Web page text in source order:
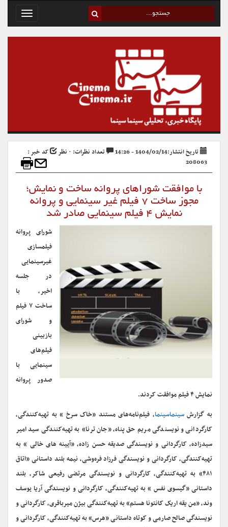
Toggle
تاریخ انتشار:1404/02/14 - 14:26 تعداد نظرات: ۰ نظر
کد خبر :
208063
با موافقت شوراهای پروانه ساخت و نمایش؛
مجوز ساخت ۷ فیلم غیر سینمایی و پروانه
نمایش ۴ فیلم سینمایی صادر شد
شورای پروانه
فیلمسازی
غیرسینمایی
در جلسه
اخیر، با
ساخت ۷ فیلم‌
و شورای
بازبینی
فیلم‌های
سینمایی با
صدور پروانه
نمایش ۴ فیلم موافقت کردند.
به گزارشسینماسینما، فیلم‌نامه‌های مستند «خاک سرخ » به تهیه‌کنندگی،
کارگردانی و نویسندگی مریم حق پناه، «جان ترنا» به تهیه‌کنندگی سید امیر
سیدزاده، کارگردانی و نویسندگی صدیقه حسن زاده، «آیینه های خالی » به
تهیه‌کنندگی، کارگردانی و نویسندگی فرزاد فره‌وشی، نیمه بلند داستانی «اتاق
۴۸۱» به تهیه‌کنندگی، کارگردانی و نویسندگی مرتضی رفیعی شاکر، بلند
داستانی «گیسوی نفس » به تهیه‌کنندگی، کارگردانی و نویسندگی آریا یوسف
وند، «من یقه اریک کانتونا هستم» به تهیه‌کنندگی بیژن میرباقری، کارگردانی و
نویسندگی صالح صارمی و کوتاه داستانی «هرس» به تهیه‌کنندگی، کارگردانی و